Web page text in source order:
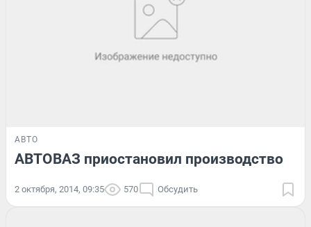
АВТО
АВТОВАЗ приостановил производство
2 октября, 2014, 09:35 570 Обсудить